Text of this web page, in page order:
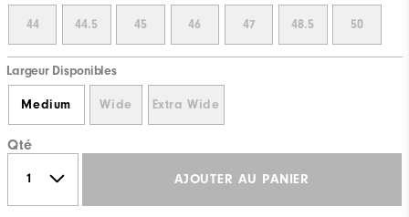
44 44.5 45 46 47 48.5 50
Largeur Disponibles
Medium Wide Extra Wide
Qté
AJOUTER AU PANIER